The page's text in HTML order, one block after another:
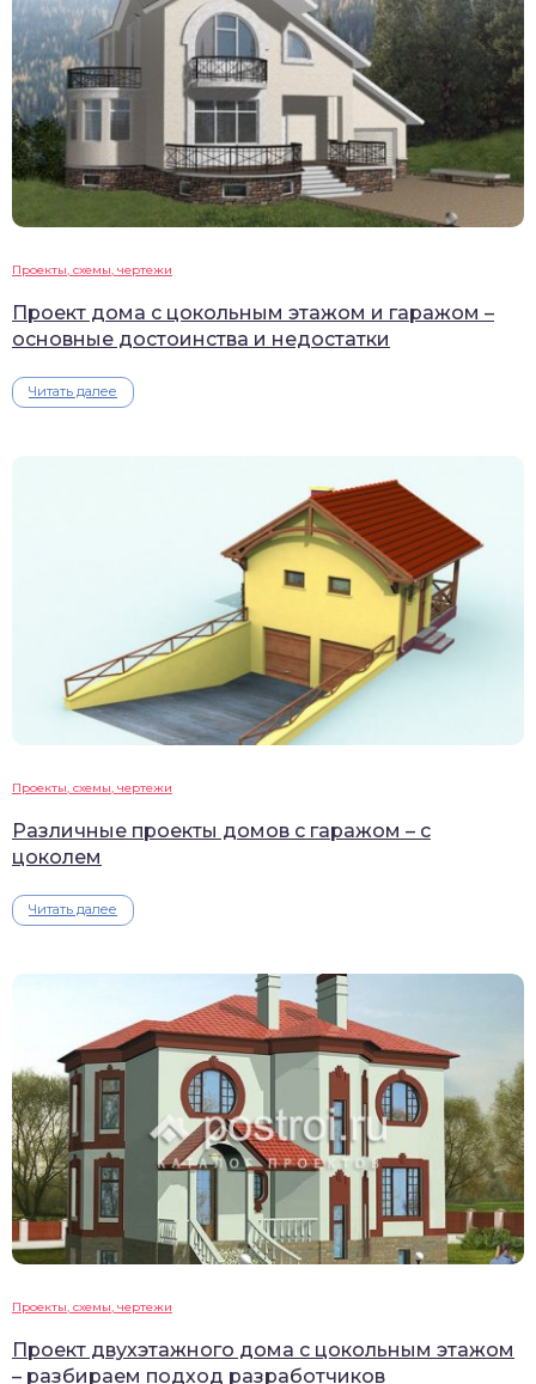
Проекты, схемы, чертежи
Проект дома с цокольным этажом и гаражом –
основные достоинства и недостатки
Читать далее
Проекты, схемы, чертежи
Различные проекты домов с гаражом – с
цоколем
Читать далее
Проекты, схемы, чертежи
Проект двухэтажного дома с цокольным этажом
– разбираем подход разработчиков